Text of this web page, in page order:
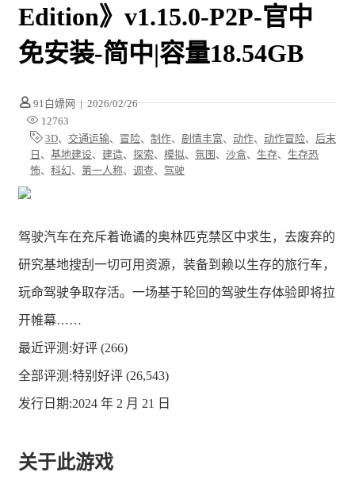
Edition》v1.15.0-P2P-官中
免安装-简中|容量18.54GB
91白嫖网 | 2026/02/26
12763
3D、 交通运输、 冒险、 制作、 剧情丰富、 动作、 动作冒险、 后末
日 、 基地建设、 建造、 探索、 模拟、 氛围 、 沙盒、 生存、 生存恐
怖、 科幻、 第一人称、 调查、 驾驶
驾驶汽车在充斥着诡谲的奥林匹克禁区中求生，去废弃的
研究基地搜刮一切可用资源，装备到赖以生存的旅行车，
玩命驾驶争取存活。一场基于轮回的驾驶生存体验即将拉
开帷幕……
最近评测:好评 (266)
全部评测:特别好评 (26,543)
发行日期:2024 年 2 月 21 日
关于此游戏